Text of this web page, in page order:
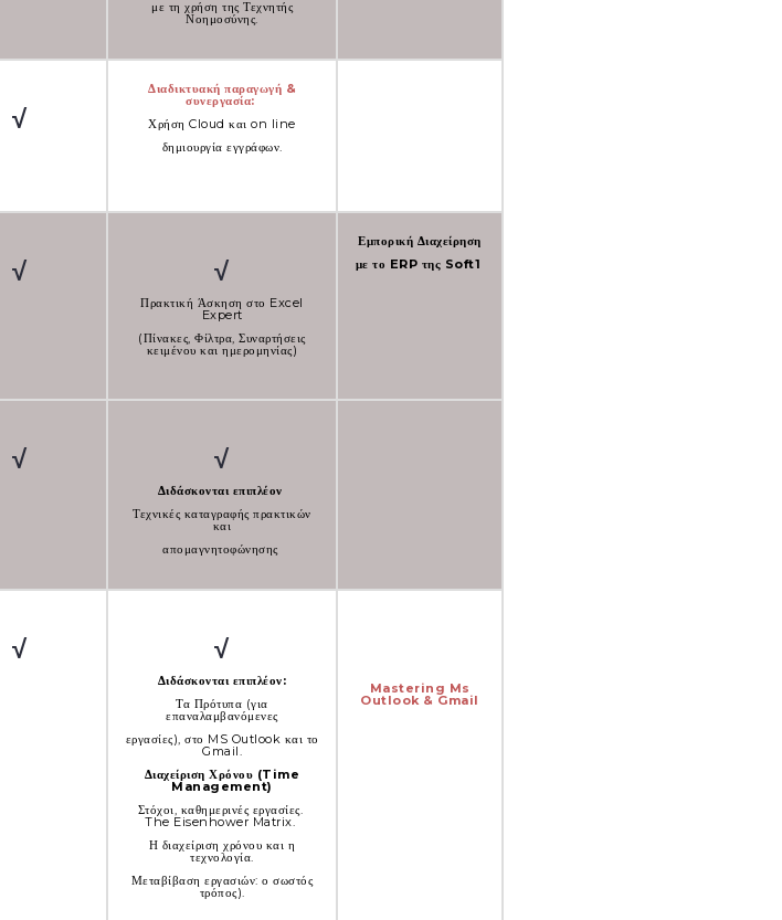
με τη χρήση της Τεχνητής
Νοημοσύνης.
√
Διαδικτυακή παραγωγή &
συνεργασία:
Χρήση Cloud και on line
δημιουργία εγγράφων.
√ √
Πρακτική Άσκηση στο Excel
Expert
(Πίνακες, Φίλτρα, Συναρτήσεις
κειμένου και ημερομηνίας)
Εμπορική Διαχείρηση
με το ERP της Soft1
√ √
Διδάσκονται επιπλέον
Τεχνικές καταγραφής πρακτικών
και
απομαγνητοφώνησης
√ √
Διδάσκονται επιπλέον:
Τα Πρότυπα (για
επαναλαμβανόμενες
εργασίες), στο MS Outlook και το
Gmail.
Διαχείριση Χρόνου (Time
Management)
Στόχοι, καθημερινές εργασίες.
The Eisenhower Matrix.
Η διαχείριση χρόνου και η
τεχνολογία.
Μεταβίβαση εργασιών: ο σωστός
τρόπος).
Mastering Ms
Outlook & Gmail